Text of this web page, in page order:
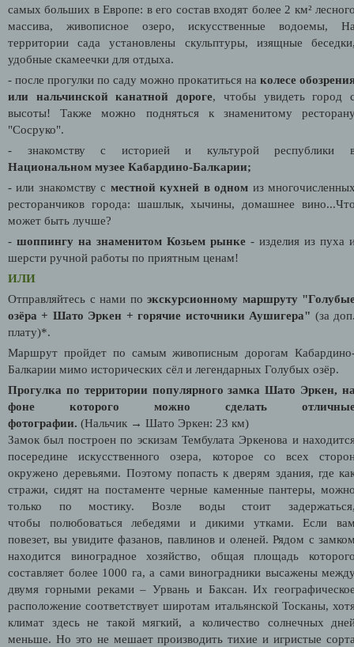
самых больших в Европе: в его состав входят более 2 км²
массива, живописное озеро, искусственные водоемы,
территории сада установлены скульптуры, изящные
удобные скамеечки для отдыха.
- после прогулки по саду можно прокатиться на колесе
или нальчинской канатной дороге, чтобы увидеть город
высоты! Также можно подняться к знаменитому
"Сосруко".
- знакомству с историей и культурой республики
Национальном музее Кабардино-Балкарии;
- или знакомству с местной кухней в одном из
ресторанчиков города: шашлык, хычины, домашнее
может быть лучше?
- шоппингу на знаменитом Козьем рынке - изделия из пуха
шерсти ручной работы по приятным ценам!
ИЛИ
Отправляйтесь с нами по экскурсионному маршруту
озёра + Шато Эркен + горячие источники Аушигера" (за
плату)*.
Маршрут пройдет по самым живописным дорогам
Балкарии мимо исторических сёл и легендарных Голубых озёр.
Прогулка по территории популярного замка Шато Эркен,
фоне которого можно сделать
фотографии. (Нальчик → Шато Эркен: 23 км)
Замок был построен по эскизам Тембулата Эркенова и
посередине искусственного озера, которое со всех
окружено деревьями. Поэтому попасть к дверям здания, где
стражи, сидят на постаменте черные каменные пантеры,
только по мостику. Возле воды стоит
чтобы полюбоваться лебедями и дикими утками. Если
повезет, вы увидите фазанов, павлинов и оленей. Рядом с
находится виноградное хозяйство, общая площадь
составляет более 1000 га, а сами виноградники высажены
двумя горными реками – Урвань и Баксан. Их
расположение соответствует широтам итальянской Тосканы,
климат здесь не такой мягкий, а количество солнечных
меньше. Но это не мешает производить тихие и игристые